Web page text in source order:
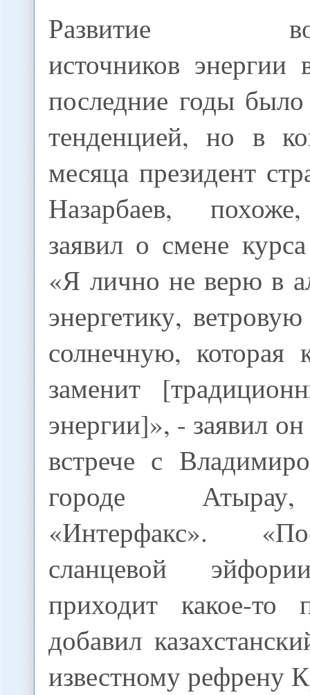
Развитие
источников энергии
последние годы
тенденцией, но в
месяца президент
Назарбаев,
заявил о смене
«Я лично не верю в
энергетику,
солнечную, которая
заменит
энергии]», - заявил
встрече с
городе
«Интерфакс».
сланцевой
приходит какое-то
добавил
известному рефрену